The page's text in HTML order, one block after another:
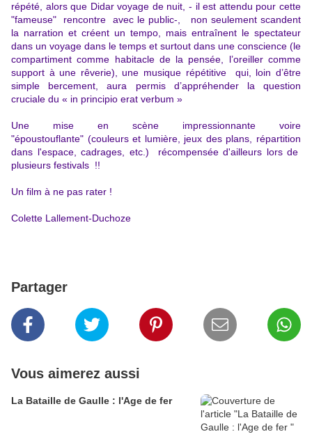
répété, alors que Didar voyage de nuit, - il est attendu pour cette
"fameuse" rencontre avec le public-, non seulement scandent
la narration et créent un tempo, mais entraînent le spectateur
dans un voyage dans le temps et surtout dans une conscience (le
compartiment comme habitacle de la pensée, l’oreiller comme
support à une rêverie), une musique répétitive qui, loin d’être
simple bercement, aura permis d’appréhender la question
cruciale du « in principio erat verbum »
Une mise en scène impressionnante voire
"époustouflante" (couleurs et lumière, jeux des plans, répartition
dans l'espace, cadrages, etc.) récompensée d'ailleurs lors de
plusieurs festivals !!
Un film à ne pas rater !
Colette Lallement-Duchoze
Partager
Vous aimerez aussi
La Bataille de Gaulle : l'Age de fer